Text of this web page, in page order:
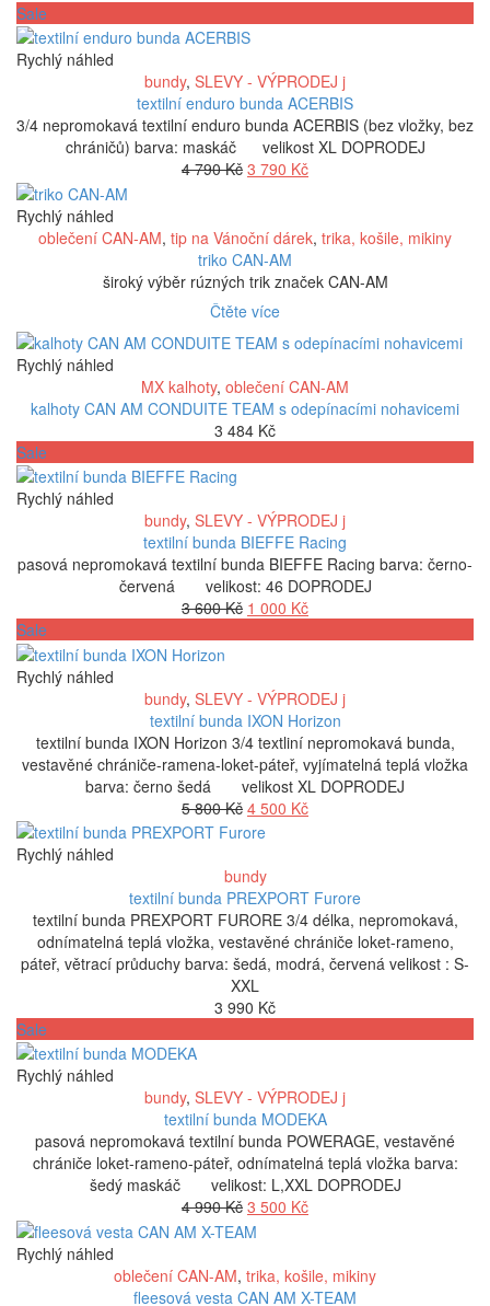
Sale
Rychlý náhled
bundy, SLEVY - VÝPRODEJ j
textilní enduro bunda ACERBIS
3/4 nepromokavá textilní enduro bunda ACERBIS (bez vložky, bez
chráničů) barva: maskáč velikost XL DOPRODEJ
4 790Kč Původní
4
790 Kč.
3 790 KčAktuální
3
Rychlý náhled
oblečení CAN-AM, tip na Vánoční dárek, trika, košile, mikiny
triko CAN-AM
široký výběr rúzných trik značek CAN-AM
Čtěte více
Rychlý náhled
MX kalhoty, oblečení CAN-AM
kalhoty CAN AM CONDUITE TEAM s odepínacími nohavicemi
3 484 Kč
Sale
Rychlý náhled
bundy, SLEVY - VÝPRODEJ j
textilní bunda BIEFFE Racing
pasová nepromokavá textilní bunda BIEFFE Racing barva: černo-
červená velikost: 46 DOPRODEJ
3 600Kč Původní
600 Kč.
1 000 KčAktuální
000 Kč.
Sale
Rychlý náhled
bundy, SLEVY - VÝPRODEJ j
textilní bunda IXON Horizon
textilní bunda IXON Horizon 3/4 textliní nepromokavá bunda,
vestavěné chrániče-ramena-loket-páteř, vyjímatelná teplá vložka
barva: černo šedá velikost XL DOPRODEJ
5 800Kč Původní
cena
5
800 Kč.
4 500 KčAktuální
500 Kč.
Rychlý náhled
bundy
textilní bunda PREXPORT Furore
textilní bunda PREXPORT FURORE 3/4 délka, nepromokavá,
odnímatelná teplá vložka, vestavěné chrániče loket-rameno,
páteř, větrací průduchy barva: šedá, modrá, červená velikost : S-
XXL
3 990 Kč
Sale
Rychlý náhled
bundy, SLEVY - VÝPRODEJ j
textilní bunda MODEKA
pasová nepromokavá textilní bunda POWERAGE, vestavěné
chrániče loket-rameno-páteř, odnímatelná teplá vložka barva:
šedý maskáč velikost: L,XXL DOPRODEJ
4 990Kč Původní
cena
4
990 Kč.
3 500 KčAktuální
3
500 Kč.
Rychlý náhled
oblečení CAN-AM, trika, košile, mikiny
fleesová vesta CAN AM X-TEAM